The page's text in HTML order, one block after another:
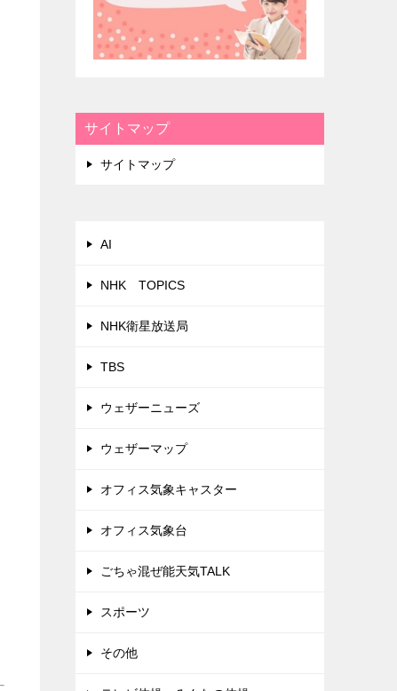
サイトマップ
サイトマップ
AI
NHK TOPICS
NHK衛星放送局
TBS
ウェザーニューズ
ウェザーマップ
オフィス気象キャスター
オフィス気象台
ごちゃ混ぜ能天気TALK
スポーツ
その他